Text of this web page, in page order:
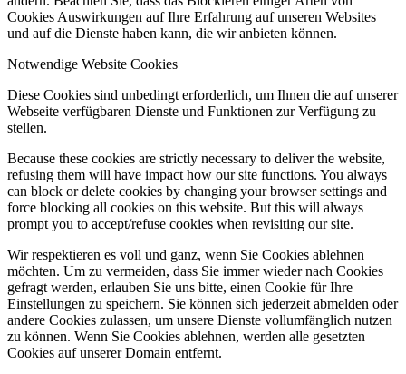
Cookies Auswirkungen auf Ihre Erfahrung auf unseren Websites
und auf die Dienste haben kann, die wir anbieten können.
Notwendige Website Cookies
Diese Cookies sind unbedingt erforderlich, um Ihnen die auf unserer
Webseite verfügbaren Dienste und Funktionen zur Verfügung zu
stellen.
Because these cookies are strictly necessary to deliver the website,
refusing them will have impact how our site functions. You always
can block or delete cookies by changing your browser settings and
force blocking all cookies on this website. But this will always
prompt you to accept/refuse cookies when revisiting our site.
Wir respektieren es voll und ganz, wenn Sie Cookies ablehnen
möchten. Um zu vermeiden, dass Sie immer wieder nach Cookies
gefragt werden, erlauben Sie uns bitte, einen Cookie für Ihre
Einstellungen zu speichern. Sie können sich jederzeit abmelden oder
andere Cookies zulassen, um unsere Dienste vollumfänglich nutzen
zu können. Wenn Sie Cookies ablehnen, werden alle gesetzten
Cookies auf unserer Domain entfernt.